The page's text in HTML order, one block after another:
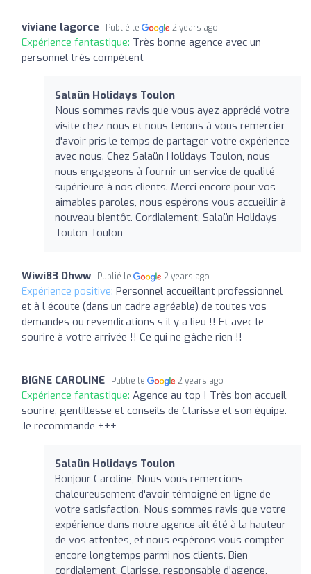
viviane lagorce Publié le 2 years ago
Expérience fantastique: Très bonne agence avec un
personnel très compétent
Salaün Holidays Toulon
Nous sommes ravis que vous ayez apprécié votre
visite chez nous et nous tenons à vous remercier
d'avoir pris le temps de partager votre expérience
avec nous. Chez Salaün Holidays Toulon, nous
nous engageons à fournir un service de qualité
supérieure à nos clients. Merci encore pour vos
aimables paroles, nous espérons vous accueillir à
nouveau bientôt. Cordialement, Salaün Holidays
Toulon Toulon
Wiwi83 Dhww Publié le 2 years ago
Expérience positive: Personnel accueillant professionnel
et à l écoute (dans un cadre agréable) de toutes vos
demandes ou revendications s il y a lieu !! Et avec le
sourire à votre arrivée !! Ce qui ne gâche rien !!
BIGNE CAROLINE Publié le 2 years ago
Expérience fantastique: Agence au top ! Très bon accueil,
sourire, gentillesse et conseils de Clarisse et son équipe.
Je recommande +++
Salaün Holidays Toulon
Bonjour Caroline, Nous vous remercions
chaleureusement d'avoir témoigné en ligne de
votre satisfaction. Nous sommes ravis que votre
expérience dans notre agence ait été à la hauteur
de vos attentes, et nous espérons vous compter
encore longtemps parmi nos clients. Bien
cordialement. Clarisse, responsable d'agence.